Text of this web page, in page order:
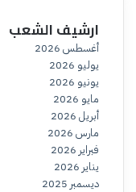
ارشيف الشعب
أغسطس 2026
يوليو 2026
يونيو 2026
مايو 2026
أبريل 2026
مارس 2026
فبراير 2026
يناير 2026
ديسمبر 2025